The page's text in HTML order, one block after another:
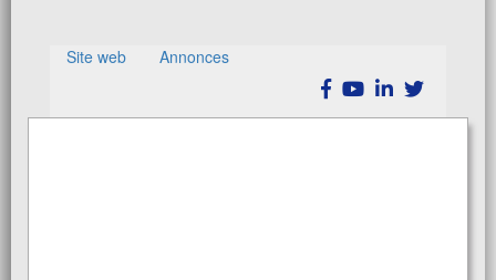
Site web Annonces